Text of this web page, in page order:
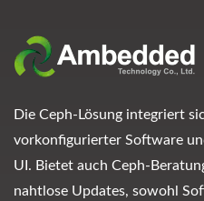
Die Ceph-Lösung integriert
vorkonfigurierter Software
UI. Bietet auch Ceph-
nahtlose Updates, sowohl